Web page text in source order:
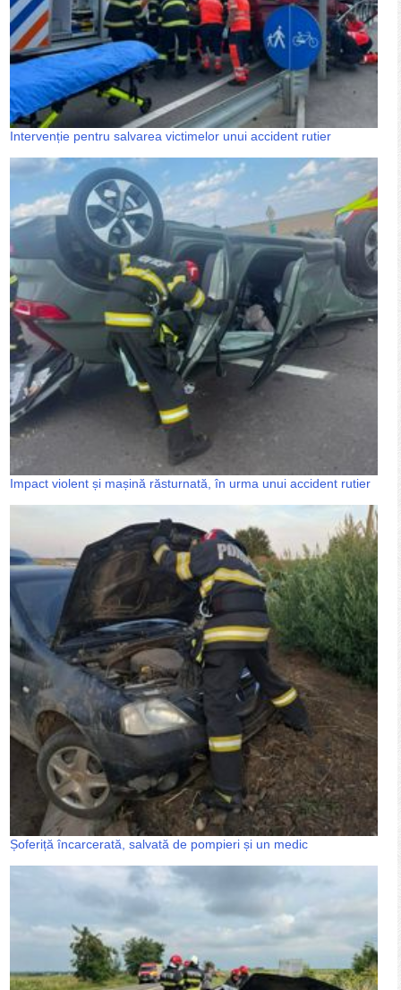
Intervenție pentru salvarea victimelor unui accident rutier
Impact violent și mașină răsturnată, în urma unui accident rutier
Șoferiță încarcerată, salvată de pompieri și un medic